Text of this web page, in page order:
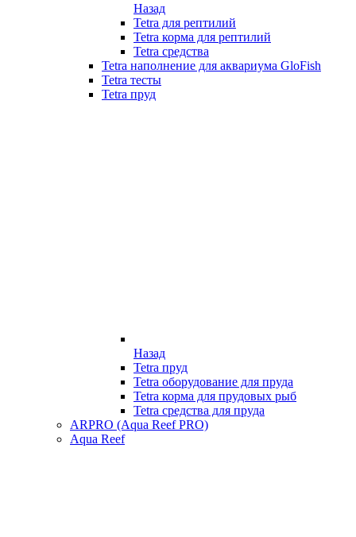
Назад
Tetra для рептилий
Tetra корма для рептилий
Tetra средства
Tetra наполнение для аквариума GloFish
Tetra тесты
Tetra пруд
Назад
Tetra пруд
Tetra оборудование для пруда
Tetra корма для прудовых рыб
Tetra средства для пруда
ARPRO (Aqua Reef PRO)
Aqua Reef